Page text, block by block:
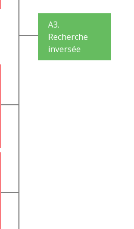
A3.
Recherche
inversée